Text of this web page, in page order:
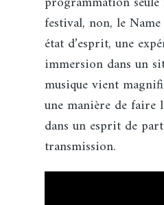
festival, non, le
état d’esprit, une
immersion dans un
musique vient
une manière de faire
dans un esprit de
transmission.